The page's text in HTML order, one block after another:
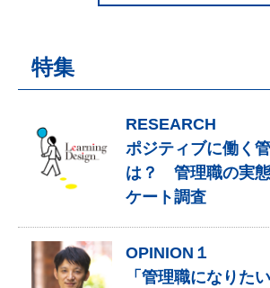
特集
RESEARCH
ポジティブに働く
は？ 管理職の実
ケート調査
OPINION１
「管理職になりた